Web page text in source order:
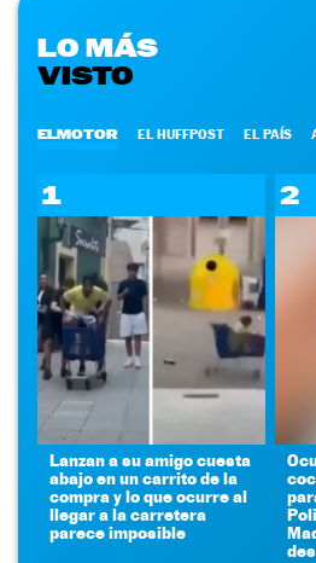
LO MÁS
VISTO
ELMOTOR EL HUFFPOST EL PAÍS
1
Lanzan a su amigo cuesta
abajo en un carrito de la
compra y lo que ocurre al
llegar a la carretera
parece imposible
2